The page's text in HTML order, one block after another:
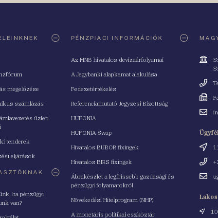
megelőzése
számlázás
üzleti
tenderek
eljárások
ha pénzügyi
van?
PÉNZPIACI INFORMÁCIÓK
Az MNB hivatalos devizaárfolyamai
A Jegybanki alapkamat alakulása
Fedezetértékelés
Referenciamutató Jegyzési Bizottság
HUFONIA
HUFONIA Swap
Hivatalos BUBOR fixingek
Hivatalos BIRS fixingek
Ábrakészlet a legfrissebb gazdasági és
pénzügyi folyamatokról
Növekedési Hitelprogram (NHP)
A monetáris politikai eszköztár
Cím
Fax
Email
Cím
Email
Cím